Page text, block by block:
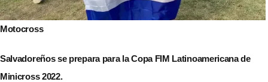
Motocross
Salvadoreños se prepara para la Copa FIM Latinoamericana de
Minicross 2022.